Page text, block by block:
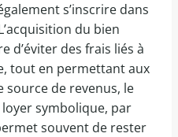
s’inscrire dans
du bien
d’éviter des frais liés à
tout en permettant aux
source de revenus, le
symbolique, par
souvent de rester